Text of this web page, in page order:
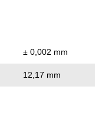
± 0,002 mm
12,17 mm